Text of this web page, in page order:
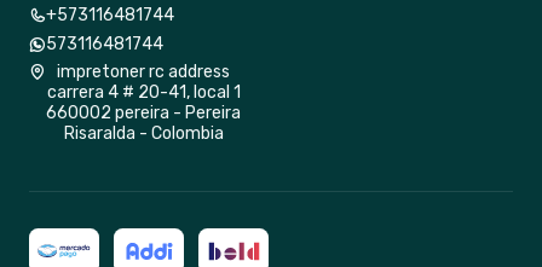
+573116481744
573116481744
impretoner rc address
carrera 4 # 20-41, local 1
660002 pereira - Pereira
Risaralda - Colombia